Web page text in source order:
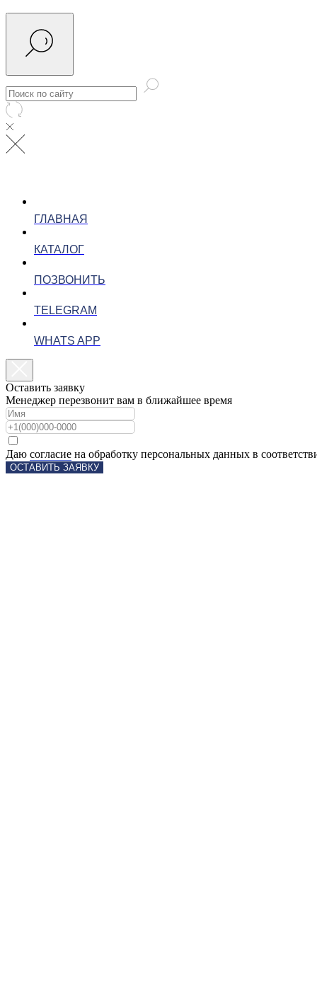
ГЛАВНАЯ
КАТАЛОГ
ПОЗВОНИТЬ
TELEGRAM
WHATS APP
Оставить заявку
Менеджер перезвонит вам в ближайшее время
Даю согласие на обработку персональных данных в
ОСТАВИТЬ ЗАЯВКУ